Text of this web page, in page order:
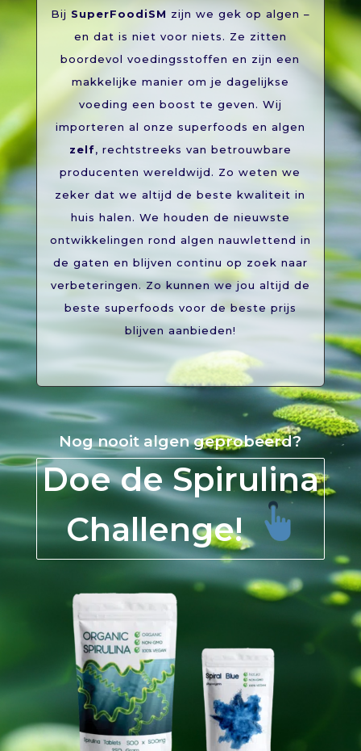
Bij SuperFoodiSM zijn we gek op algen –
en dat is niet voor niets. Ze zitten
boordevol voedingsstoffen en zijn een
makkelijke manier om je dagelijkse
voeding een boost te geven. Wij
importeren al onze superfoods en algen
zelf, rechtstreeks van betrouwbare
producenten wereldwijd. Zo weten we
zeker dat we altijd de beste kwaliteit in
huis halen. We houden de nieuwste
ontwikkelingen rond algen nauwlettend in
de gaten en blijven continu op zoek naar
verbeteringen. Zo kunnen we jou altijd de
beste superfoods voor de beste prijs
blijven aanbieden!
Nog nooit algen geprobeerd?
Doe de Spirulina
Challenge!